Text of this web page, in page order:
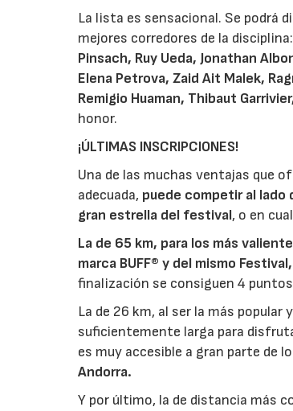
La lista es sensacional. Se podrá
mejores corredores de la disciplina:
Pinsach, Ruy Ueda, Jonathan
Elena Petrova, Zaid Ait Malek,
Remigio Huaman, Thibaut
honor.
¡ÚLTIMAS INSCRIPCIONES!
Una de las muchas ventajas que
adecuada, puede competir al lado
gran estrella del festival, o en
La de 65 km, para los más
marca BUFF® y del mismo
finalización se consiguen 4
La de 26 km, al ser la más
suficientemente larga para
es muy accesible a gran parte de
Andorra.
Y por último, la de distancia más